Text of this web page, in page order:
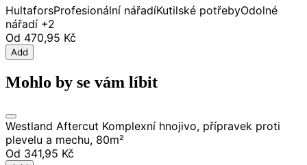
HultaforsProfesionální nářadíKutilské potřebyOdolné
nářadí +2
Od 470,95 Kč
Add
Mohlo by se vám líbit
Westland Aftercut Komplexní hnojivo, přípravek proti
plevelu a mechu, 80m²
Od 341,95 Kč